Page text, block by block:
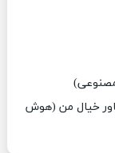
خیال من (هوش